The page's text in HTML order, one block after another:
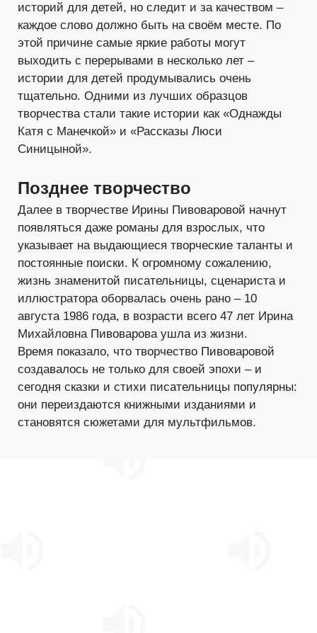
историй для детей, но следит и за качеством –
каждое слово должно быть на своём месте. По
этой причине самые яркие работы могут
выходить с перерывами в несколько лет –
истории для детей продумывались очень
тщательно. Одними из лучших образцов
творчества стали такие истории как «Однажды
Катя с Манечкой» и «Рассказы Люси
Синицыной».
Позднее творчество
Далее в творчестве Ирины Пивоваровой начнут
появляться даже романы для взрослых, что
указывает на выдающиеся творческие таланты и
постоянные поиски. К огромному сожалению,
жизнь знаменитой писательницы, сценариста и
иллюстратора оборвалась очень рано – 10
августа 1986 года, в возрасти всего 47 лет Ирина
Михайловна Пивоварова ушла из жизни.
Время показало, что творчество Пивоваровой
создавалось не только для своей эпохи – и
сегодня сказки и стихи писательницы популярны:
они переиздаются книжными изданиями и
становятся сюжетами для мультфильмов.